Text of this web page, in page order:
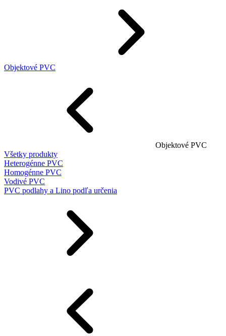
Objektové PVC
Objektové PVC
Všetky produkty
Heterogénne PVC
Homogénne PVC
Vodivé PVC
PVC podlahy a Lino podľa určenia